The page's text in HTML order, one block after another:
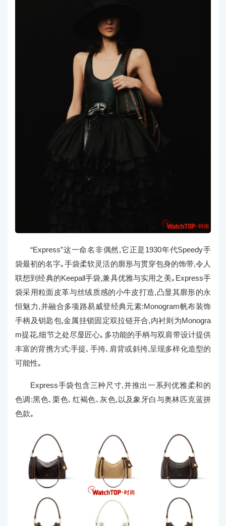
“Express”这一命名非偶然,它正是1930年代Speedy手
袋最初的名字｡手袋柔软灵活的廓形与贯穿包身的饰带,令人
联想到经典的Keepall手袋,兼具优雅与实用之美｡Express手
袋采用粒面皮革与丝绒质感的小牛皮打造,凸显其廓形的永
恒魅力,并融合多项路易威登经典元素:Monogram帆布装饰
手柄及钥匙包,金属挂锁固定双拉链开合,内衬则为Monogra
m提花,细节之处尽显匠心｡多功能的手柄与双肩带设计提供
丰富的背携方式:手提､手挎､肩背或斜挎,呈现多样化造型的
可能性｡
Express手袋包含三种尺寸,并推出一系列优雅柔和的
色调:黑色､栗色､红褐色､灰色,以及象牙白与奥林匹克蓝拼
色款｡